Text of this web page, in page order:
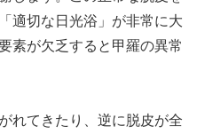
適切な日光浴」が非常に大
素が欠乏すると甲羅の異常
れてきたり、逆に脱皮が全